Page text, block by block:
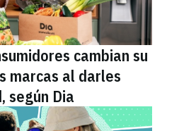
cambian su
marcas al darles
según Dia